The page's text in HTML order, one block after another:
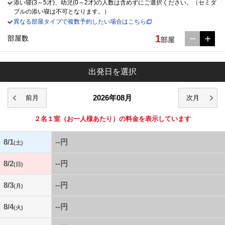
添い寝(3～5才)、幼児(0～2才)の人数は含めずにご選択ください。（セミダ
ブルの添い寝は不可となります。）
異なる部屋タイプで複数予約したい場合はこちら
部屋数 1部屋
出発日を選択
2026年08月
２名１室 （お一人様あたり）の料金を表示しています
8/1(土) --円
8/2(日) --円
8/3(月) --円
8/4(火) --円